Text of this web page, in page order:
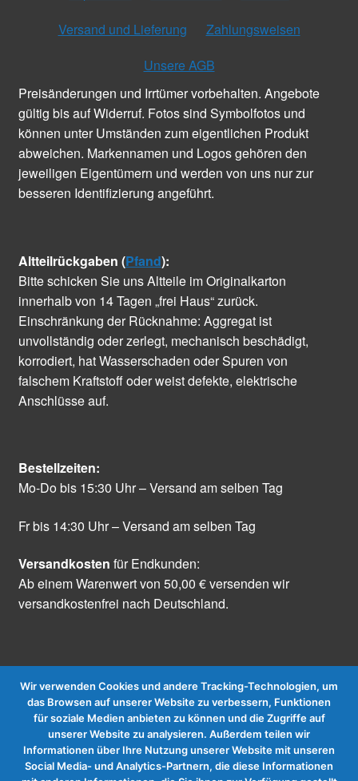
Versand und Lieferung
Zahlungsweisen
Unsere AGB
Preisänderungen und Irrtümer vorbehalten. Angebote
gültig bis auf Widerruf. Fotos sind Symbolfotos und
können unter Umständen zum eigentlichen Produkt
abweichen. Markennamen und Logos gehören den
jeweiligen Eigentümern und werden von uns nur zur
besseren Identifizierung angeführt.
Altteilrückgaben (Pfand):
Bitte schicken Sie uns Altteile im Originalkarton
innerhalb von 14 Tagen „frei Haus“ zurück.
Einschränkung der Rücknahme: Aggregat ist
unvollständig oder zerlegt, mechanisch beschädigt,
korrodiert, hat Wasserschaden oder Spuren von
falschem Kraftstoff oder weist defekte, elektrische
Anschlüsse auf.
Bestellzeiten:
Mo-Do bis 15:30 Uhr – Versand am selben Tag
Fr bis 14:30 Uhr – Versand am selben Tag
Versandkosten für Endkunden:
Ab einem Warenwert von 50,00 € versenden wir
versandkostenfrei nach Deutschland.
Vertrag widerrufen
Wir verwenden Cookies und andere Tracking-Technologien, um
das Browsen auf unserer Website zu verbessern, Funktionen
für soziale Medien anbieten zu können und die Zugriffe auf
unserer Website zu analysieren. Außerdem teilen wir
Informationen über Ihre Nutzung unserer Website mit unseren
Social Media- und Analytics-Partnern, die diese Informationen